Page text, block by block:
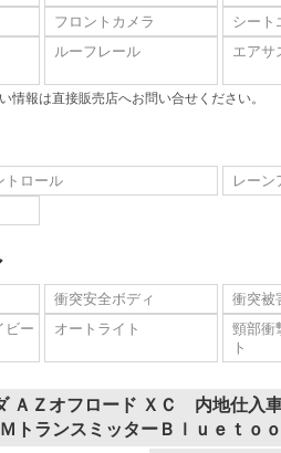
フロントカメラ シート
ルーフレール エアサ
情報は直接販売店へお問い合せください。
トロール レーン
衝突安全ボディ 衝突被
ビー
オートライト
頸部衝
ト
ＡＺオフロード ＸＣ 内地仕
ランスミッターＢｌｕｅｔｏｏ